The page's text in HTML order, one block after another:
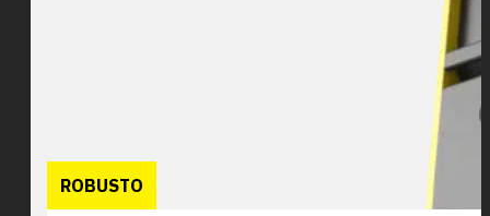
ROBUSTO